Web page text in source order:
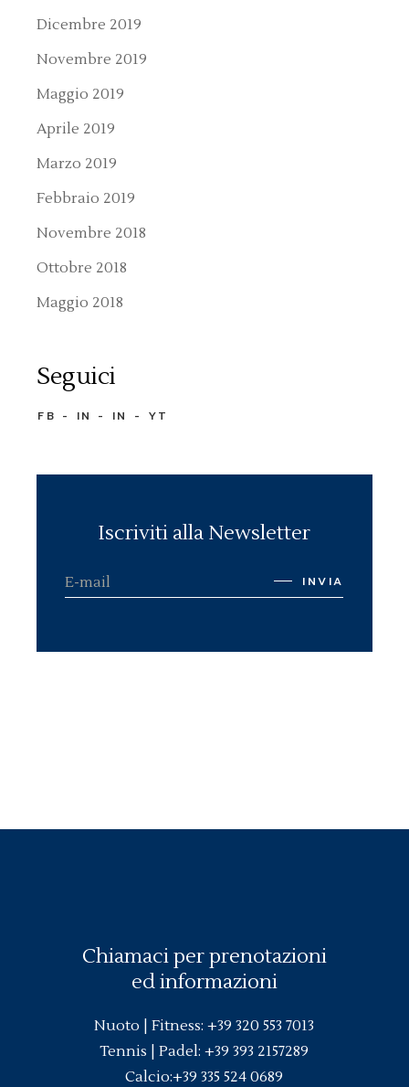
Dicembre 2019
Novembre 2019
Maggio 2019
Aprile 2019
Marzo 2019
Febbraio 2019
Novembre 2018
Ottobre 2018
Maggio 2018
Seguici
FB IN IN YT
Iscriviti alla Newsletter
INVIA
Chiamaci per prenotazioni
ed informazioni
Nuoto |Fitness:+39 320 553 7013
Tennis | Padel:+39 393 2157289
Calcio:+39 335 524 0689